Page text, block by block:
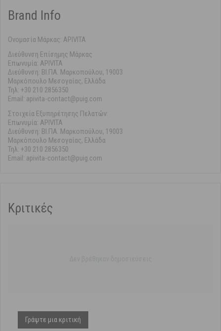
Brand Info
Ονομασία Μάρκας: APIVITA
Διεύθυνση Επίσημης Μάρκας
Επωνυμία: APIVITA
Διεύθυνση: ΒΙ.ΠΑ. Μαρκοπούλου, 19003
Μαρκόπουλο Μεσογαίας, Ελλάδα
Τηλ: +30 210 2856350
Email: apivita-contact@puig.com
Στοιχεία Εξυπηρέτησης Πελατών:
Επωνυμία: APIVITA
Διεύθυνση: ΒΙ.ΠΑ. Μαρκοπούλου, 19003
Μαρκόπουλο Μεσογαίας, Ελλάδα
Τηλ: +30 210 2856350
Email: apivita-contact@puig.com
Κριτικές
Γράψτε μια κριτική